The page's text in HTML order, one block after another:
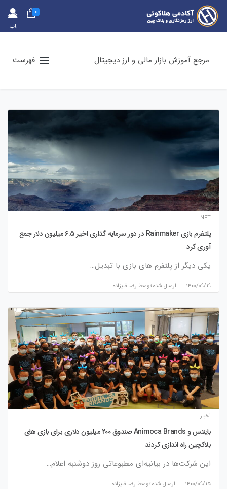
حس
اب
0
مرجع آموزش بازار مالی و ارز دیجیتال فهرست
NFT
پلتفرم بازی Rainmaker در دور سرمایه گذاری اخیر 6.5 میلیون دلار جمع
آوری کرد
یکی دیگر از پلتفرم های بازی با تبدیل…
۱۴۰۰/۰۹/۱۹ ارسال شده توسط رضا قلیزاده
اخبار
بایننس و Animoca Brands صندوق 200 میلیون دلاری برای بازی های
بلاکچین راه اندازی کردند
این شرکت‌ها در بیانیه‌ای مطبوعاتی روز دوشنبه اعلام…
۱۴۰۰/۰۹/۱۵ ارسال شده توسط رضا قلیزاده